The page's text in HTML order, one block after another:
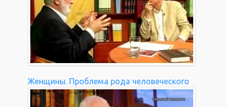
Женщины. Проблема рода человеческого